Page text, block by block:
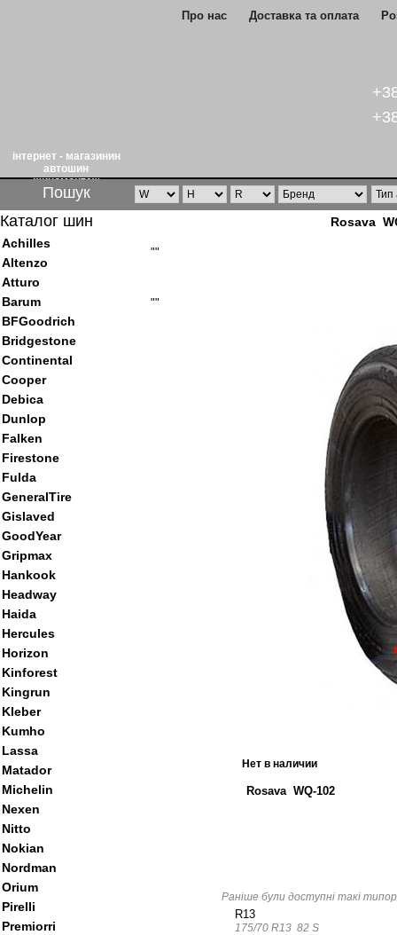
Про нас Доставка та оплата
інтернет - магазинин
автошин
шиномонтаж
Пошук
Каталог шин
Achilles
Altenzo
Atturo
Barum
BFGoodrich
Bridgestone
Continental
Cooper
Debica
Dunlop
Falken
Firestone
Fulda
GeneralTire
Gislaved
GoodYear
Gripmax
Hankook
Headway
Haida
Hercules
Horizon
Kinforest
Kingrun
Kleber
Kumho
Lassa
Matador
Michelin
Nexen
Nitto
Nokian
Nordman
Orium
Pirelli
Premiorri
Rosava
""
""
Нет в наличии
Rosava WQ-102
Раніше були доступні такі
R13
175/70 R13 82 S